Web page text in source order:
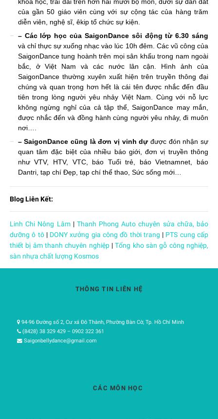
khóa học, trải dài trên hơn hai mươi bộ môn, dưới sự dẫn dắt
của gần 50 giáo viên cùng với sự cộng tác của hàng trăm
diễn viên, nghệ sĩ, êkip tổ chức sự kiện.
– Các lớp học của SaigonDance sôi động từ 6.30 sáng
và chỉ thực sự xuống nhạc vào lúc 10h đêm. Các vũ công của
SaigonDance tung hoành trên mọi sân khấu trong nam ngoài
bắc, ở Việt Nam và các nước lân cận. Hình ảnh của
SaigonDance thường xuyên xuất hiện trên truyền thông đại
chúng và quan trọng hơn hết là cái tên được nhắc đến đầu
tiên trong lòng người yêu nhảy Việt Nam. Cùng với nỗ lực
không ngừng nghỉ của cả tập thể, SaigonDance may mắn,
được nhắc đến và đồng hành cùng người yêu nhảy, đi muôn
nơi….
– SaigonDance cũng là đơn vị vinh dựđược đón nhận sự
quan tâm đặc biệt của nhiều báo giới, đơn vị truyền thông
như VTV, HTV, VTC, báo Tuổi trẻ, báo Vietnamnet, báo
Dantri, tạp chí Đẹp, tạp chí thể thao, Sức sống mới…
Blog Liên Kết:
Linh Chi Nông Lâm| Thanh Phong Auto chuyên sửa chữa, bảo
dưỡng ô tô| DONY xưởng gia công đồ thời trang | PTS cung cấp
thiết bị âm thanh chuyên nghiệp|Tổng kho sàn gỗ công nghiệp,
sàn nhựa chất lượng Kosmos
THÔNG TIN LIÊN HỆ
94-96 Đường số 2, Cư xá Đô Thành, Phường Bàn Cờ, Tp. Hồ Chí Minh
(8428) 38 329 429 – 0902 322 361
Saigonbellydance@gmail.com
CÁC MÔN HỌC